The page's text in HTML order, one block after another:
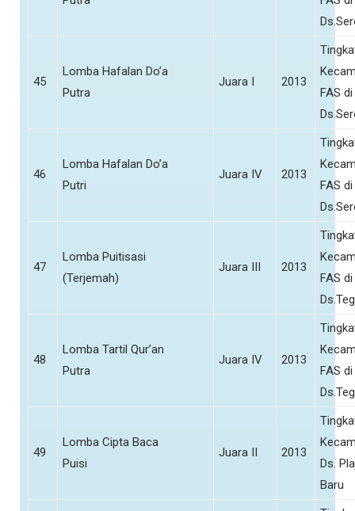
45
Lomba Hafalan Do’a
Putra
Juara I 2013
FAS di
46
Lomba Hafalan Do’a
Putri
Juara IV 2013
FAS di
47
Lomba Puitisasi
(Terjemah)
Juara III 2013
FAS di
48
Lomba Tartil Qur’an
Putra
Juara IV 2013
FAS di
49
Lomba Cipta Baca
Puisi
Juara II 2013
Ds.
Baru